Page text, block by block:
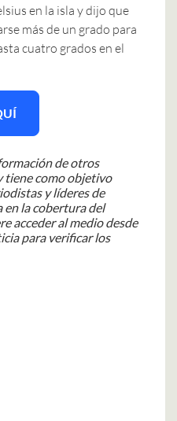
en la isla y dijo que
más de un grado para
cuatro grados en el
de otros
tiene como objetivo
y líderes de
en la cobertura del
acceder al medio desde
para verificar los